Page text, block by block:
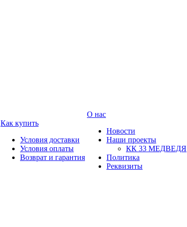
Как купить
Условия доставки
Условия оплаты
Возврат и гарантия
О нас
Новости
Наши проекты
КК 33 МЕДВЕДЯ
Политика
Реквизиты